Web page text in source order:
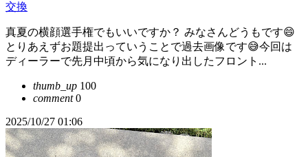
交換
真夏の横顔選手権でもいいですか？ みなさんどうもです😄
とりあえずお題提出っていうことで過去画像です😅今回は
ディーラーで先月中頃から気になり出したフロント...
thumb_up 100
comment0
2025/10/27 01:06